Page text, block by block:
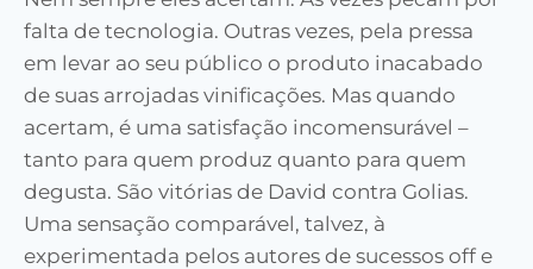
falta de tecnologia. Outras vezes, pela pressa
em levar ao seu público o produto inacabado
de suas arrojadas vinificações. Mas quando
acertam, é uma satisfação incomensurável –
tanto para quem produz quanto para quem
degusta. São vitórias de David contra Golias.
Uma sensação comparável, talvez, à
experimentada pelos autores de sucessos off e